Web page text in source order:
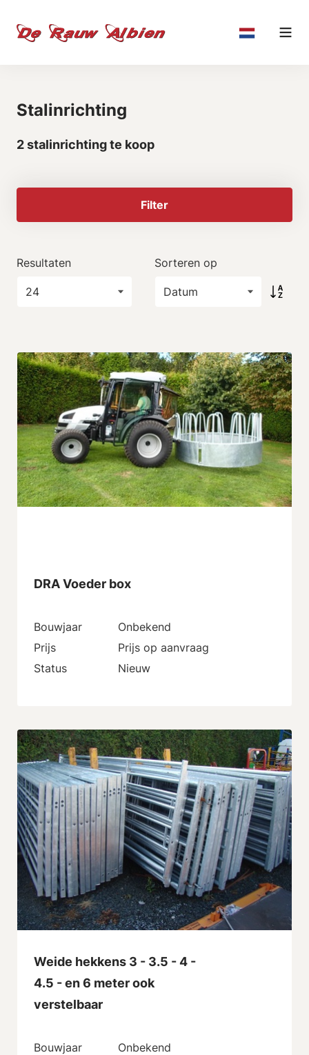
Stalinrichting
2 stalinrichting te koop
Filter
Resultaten Sorteren op
DRA Voeder box
Bouwjaar
Onbekend
Prijs
Prijs op aanvraag
Status
Nieuw
Weide hekkens 3 - 3.5 - 4 -
4.5 - en 6 meter ook
verstelbaar
Bouwjaar
Onbekend